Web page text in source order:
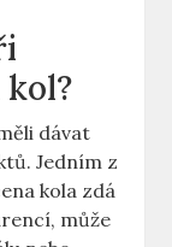
dávat
Jedním z
kola zdá
může